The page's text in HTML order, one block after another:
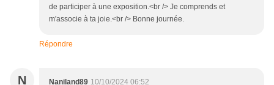
de participer à une exposition.<br /> Je comprends et
m'associe à ta joie.<br /> Bonne journée.
Répondre
N Naniland89 10/10/2024 06:52